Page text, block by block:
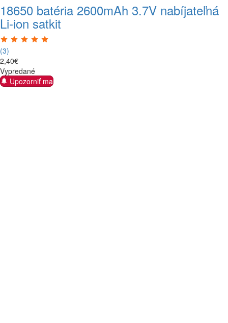
18650 batéria 2600mAh 3.7V nabíjateľná
Li-ion satkit
(3)
2,40€
Vypredané
Upozorniť ma